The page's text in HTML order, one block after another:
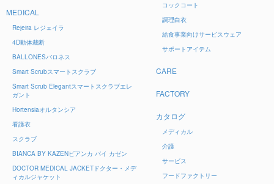
MEDICAL
Rejeira レジェイラ
4D動体裁断
BALLONESバロネス
Smart Scrubスマートスクラブ
Smart Scrub Elegantスマートスクラブエレ
ガント
Hortensiaオルタンシア
看護衣
スクラブ
BIANCA BY KAZENビアンカ バイ カゼン
DOCTOR MEDICAL JACKETドクター・メデ
ィカルジャケット
コックコート
調理白衣
給食事業向けサービスウェア
サポートアイテム
CARE
FACTORY
カタログ
メディカル
介護
サービス
フードファクトリー